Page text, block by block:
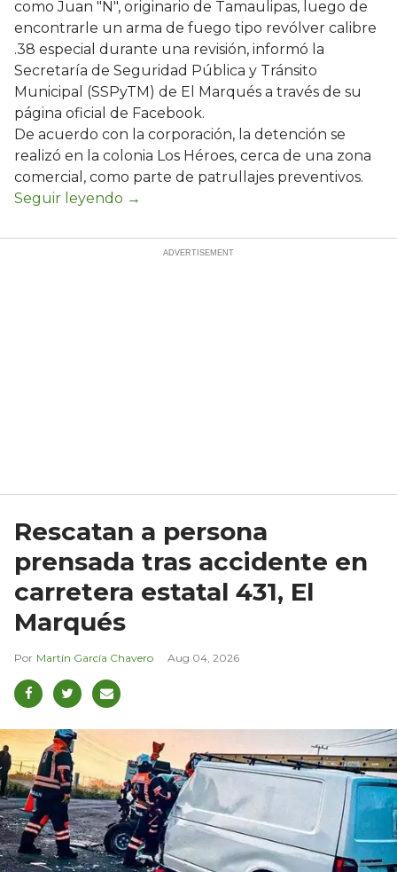
como Juan "N", originario de Tamaulipas, luego de
encontrarle un arma de fuego tipo revólver calibre
.38 especial durante una revisión, informó la
Secretaría de Seguridad Pública y Tránsito
Municipal (SSPyTM) de El Marqués a través de su
página oficial de Facebook.
De acuerdo con la corporación, la detención se
realizó en la colonia Los Héroes, cerca de una zona
comercial, como parte de patrullajes preventivos.
Rescatan a persona
prensada tras accidente en
carretera estatal 431, El
Marqués
Martín García Chavero Aug 04, 2026